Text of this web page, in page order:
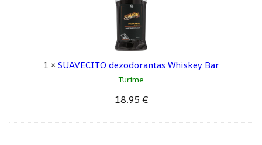
n
A
m
b
e
r
r
a
n
l
i
e
i
š
k
s
k
ū
V
E
C
T
O
d
1 × SUAVECITO dezodorantas Whiskey Bar
Turime
18.95 €